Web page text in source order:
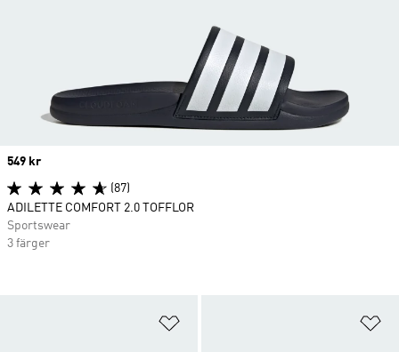
Price
549 kr
(87)
ADILETTE COMFORT 2.0 TOFFLOR
Sportswear
3 färger